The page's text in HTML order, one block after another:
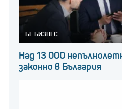
БГ БИЗНЕС
Над 13 000
законно в България